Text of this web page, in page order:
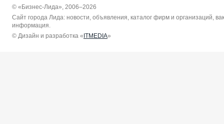
© «Бизнес-Лида», 2006–2026
Сайт города Лида: новости, объявления, каталог фирм и организаций,
информация.
© Дизайн и разработка « ITMEDIA»